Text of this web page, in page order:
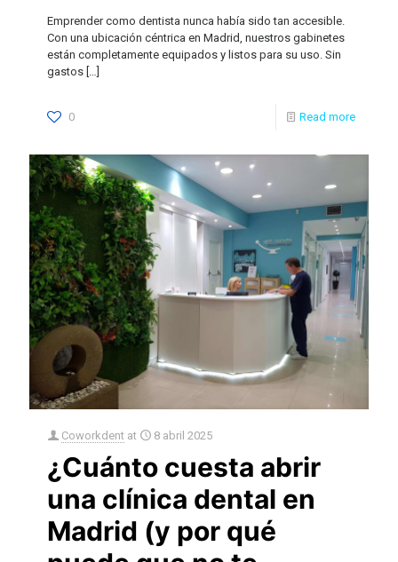
Emprender como dentista nunca había sido tan accesible.
Con una ubicación céntrica en Madrid, nuestros gabinetes
están completamente equipados y listos para su uso. Sin
gastos […]
0 Read more
Coworkdent at 8 abril 2025
¿Cuánto cuesta abrir
una clínica dental en
Madrid (y por qué